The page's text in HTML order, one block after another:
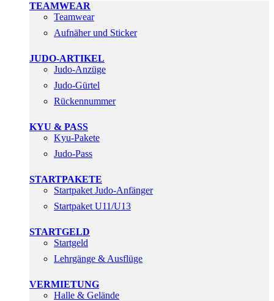
TEAMWEAR
Teamwear
Aufnäher und Sticker
JUDO-ARTIKEL
Judo-Anzüge
Judo-Gürtel
Rückennummer
KYU & PASS
Kyu-Pakete
Judo-Pass
STARTPAKETE
Startpaket Judo-Anfänger
Startpaket U11/U13
STARTGELD
Startgeld
Lehrgänge & Ausflüge
VERMIETUNG
Halle & Gelände